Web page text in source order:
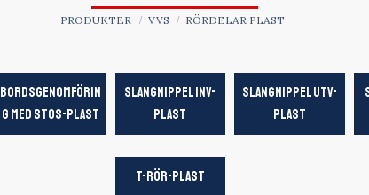
PRODUKTER VVS RÖRDELAR PLAST
BORDSGENOMFÖRIN
G MED STOS-PLAST
SLANGNIPPEL INV-
PLAST
SLANGNIPPEL UTV-
PLAST
T-RÖR-PLAST